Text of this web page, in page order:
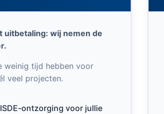
uitbetaling: wij nemen de
weinig tijd hebben voor
veel projecten.
ontzorging voor jullie